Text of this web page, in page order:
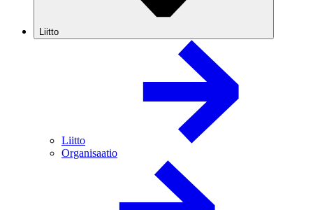
Liitto
Liitto
Organisaatio